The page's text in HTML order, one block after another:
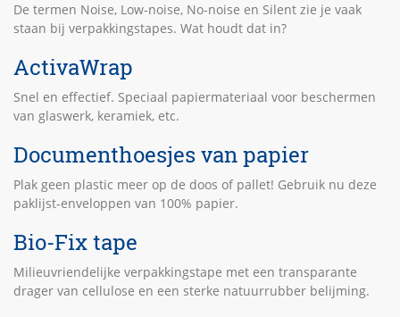
De termen Noise, Low-noise, No-noise en Silent zie je vaak
staan bij verpakkingstapes. Wat houdt dat in?
ActivaWrap
Snel en effectief. Speciaal papiermateriaal voor beschermen
van glaswerk, keramiek, etc.
Documenthoesjes van papier
Plak geen plastic meer op de doos of pallet! Gebruik nu deze
paklijst-enveloppen van 100% papier.
Bio-Fix tape
Milieuvriendelijke verpakkingstape met een transparante
drager van cellulose en een sterke natuurrubber belijming.